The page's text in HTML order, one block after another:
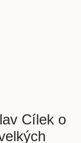
Cílek o